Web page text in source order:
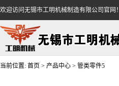
欢迎访问无锡市工明机械制造有限公司官网！
当前位置: 首页 > 产品中心 > 管类零件5